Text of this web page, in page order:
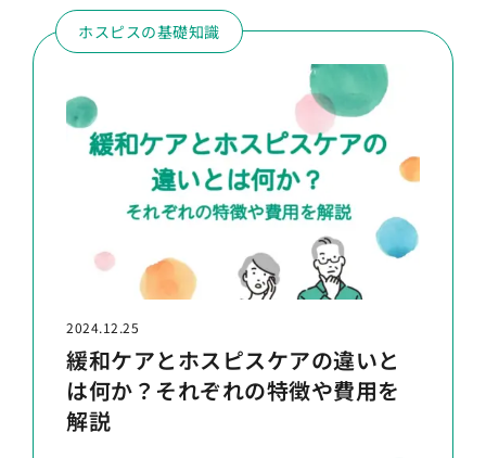
ホスピスの基礎知識
2024.12.25
緩和ケアとホスピスケアの違いと
は何か？それぞれの特徴や費用を
解説